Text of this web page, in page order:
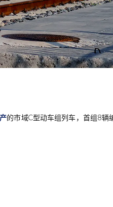
的市域C型动车组列车，首组8辆